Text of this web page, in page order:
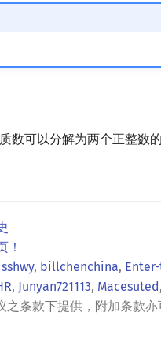
数可以分解为两个正整数
！
sshwy, billchenchina,
, Junyan721113, Macesuted
之条款下提供，附加条款亦